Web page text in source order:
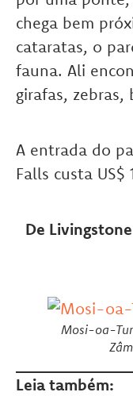
chega bem
cataratas, o
fauna. Ali
girafas,
A entrada do
Falls custa US$
De
Mosi-oa-
Leia também: